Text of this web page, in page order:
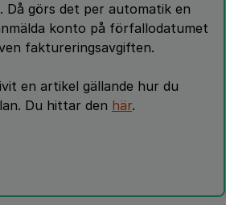
Då görs det per automatik en
konto på förfallodatumet
faktureringsavgiften.
en artikel gällande hur du
Du hittar den här.